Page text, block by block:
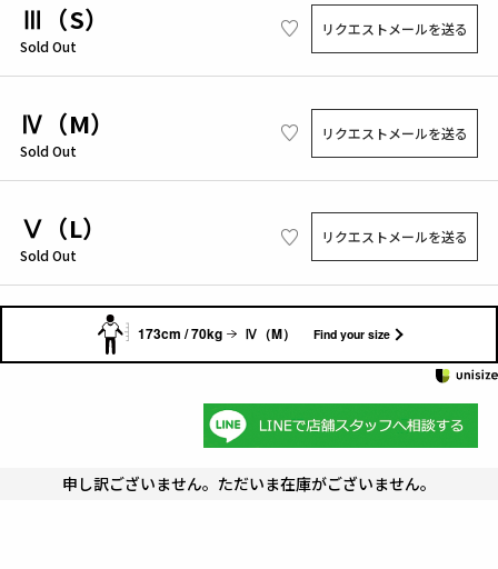
Ⅲ（S）
Sold Out
リクエストメールを送る
Ⅳ（M）
Sold Out
リクエストメールを送る
Ⅴ（L）
Sold Out
リクエストメールを送る
173cm / 70kg Ⅳ（M） Find your size
申し訳ございません。ただいま在庫がございません。